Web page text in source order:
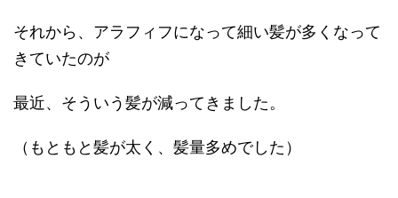
それから、アラフィフになって細い髪が多くなって
きていたのが
最近、そういう髪が減ってきました。
（もともと髪が太く、髪量多めでした）